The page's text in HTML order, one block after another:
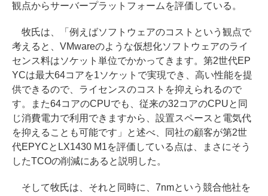
観点からサーバープラットフォームを評価している。
牧氏は、「例えばソフトウェアのコストという観点で
考えると、VMwareのような仮想化ソフトウェアのライ
センス料はソケット単位でかかってきます。第2世代EP
YCは最大64コアを1ソケットで実現でき、高い性能を提
供できるので、ライセンスのコストを抑えられるので
す。また64コアのCPUでも、従来の32コアのCPUと同
じ消費電力で利用できますから、設置スペースと電気代
を抑えることも可能です」と述べ、同社の顧客が第2世
代EPYCとLX1430 M1を評価している点は、まさにそう
したTCOの削減にあると説明した。
そして牧氏は、それと同時に、7nmという競合他社を